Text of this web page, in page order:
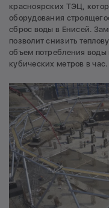
красноярских ТЭЦ,
оборудования
сброс воды в Енисей.
позволит снизить
объем потребления воды
кубических метров в час.